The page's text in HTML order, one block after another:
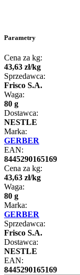
Parametry
Cena za kg:
43,63 zł/kg
Sprzedawca:
Frisco S.A.
Waga:
80 g
Dostawca:
NESTLE
Marka:
GERBER
EAN:
8445290165169
Cena za kg:
43,63 zł/kg
Waga:
80 g
Marka:
GERBER
Sprzedawca:
Frisco S.A.
Dostawca:
NESTLE
EAN:
8445290165169